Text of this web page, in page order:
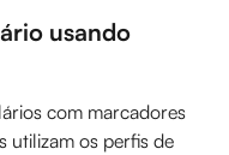
usando
com marcadores
utilizam os perfis de